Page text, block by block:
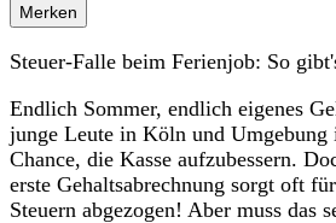
Merken
Steuer-Falle beim Ferienjob: So
Endlich Sommer, endlich eigenes
junge Leute in Köln und Umgebung
Chance, die Kasse aufzubessern.
erste Gehaltsabrechnung sorgt oft
Steuern abgezogen! Aber muss das